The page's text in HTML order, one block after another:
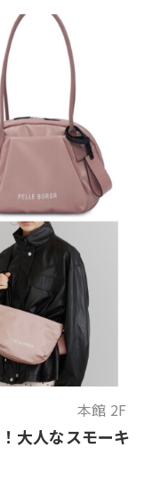
本館 2F
大人なスモーキ